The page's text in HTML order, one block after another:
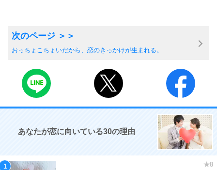
おっちょこちょいだから、恋のきっかけが生まれる。
あなたが恋に向いている30の理由